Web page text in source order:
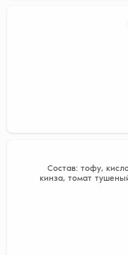
Состав: тофу,
кинза, томат